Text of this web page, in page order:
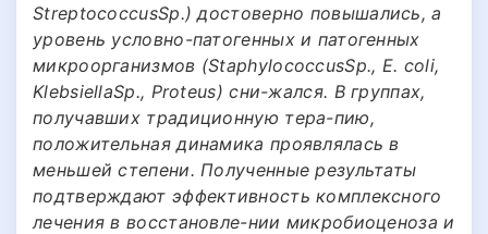
StreptococcusSp.) достоверно повышались, а
уровень условно-патогенных и патогенных
микроорганизмов (StaphylococcusSp., E. coli,
KlebsiellaSp., Proteus) сни-жался. В группах,
получавших традиционную тера-пию,
положительная динамика проявлялась в
меньшей степени. Полученные результаты
подтверждают эффективность комплексного
лечения в восстановле-нии микробиоценоза и